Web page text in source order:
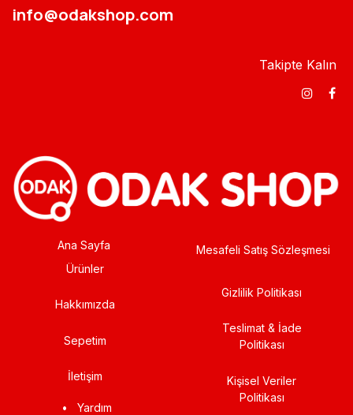
info@odakshop.com​
Takipte Kalın
Ana Sayfa
Ürünler
Hakkımızda
Sepetim
İletişim
• Yardım
Mesafeli Satış Sözleşmesi
Gizlilik Politikası
Teslimat & İade
Politikası
Kişisel Veriler
Politikası